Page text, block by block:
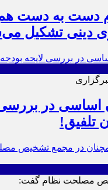
دست به‌ دست هم
دینی تشکیل
اساسی در بررسی
تلفیق!
مصلحت نظام گفت: